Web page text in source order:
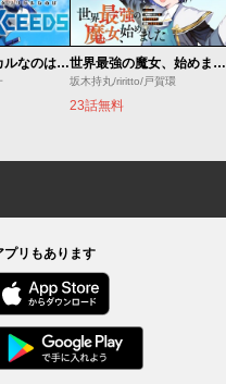
魔法少女リリカルなのは EXCEEDS 世界最強の魔女、始めました ～私だけ『攻略サイト』を見れる世界で自由に生きます～
坂木持丸/riritto/戸賀環
23話無料
プリもあります